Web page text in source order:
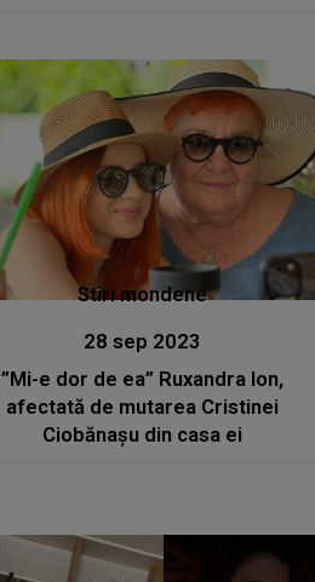
Stiri mondene
28 sep 2023
”Mi-e dor de ea” Ruxandra Ion,
afectată de mutarea Cristinei
Ciobănașu din casa ei